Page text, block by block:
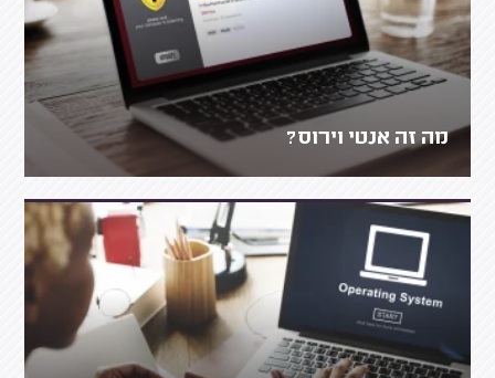
מה זה אנטי וירוס?